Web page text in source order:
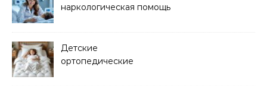
наркологическая помощь
Детские
ортопедические